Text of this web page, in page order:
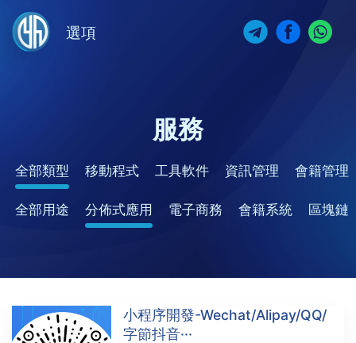
選項
服務
全部類型 移動程式 工具軟件 資訊管理 會籍管理
全部用途 分佈式應用 電子商務 會籍系統 區塊鏈
小程序開發-Wechat/Alipay/QQ/
字節抖音···